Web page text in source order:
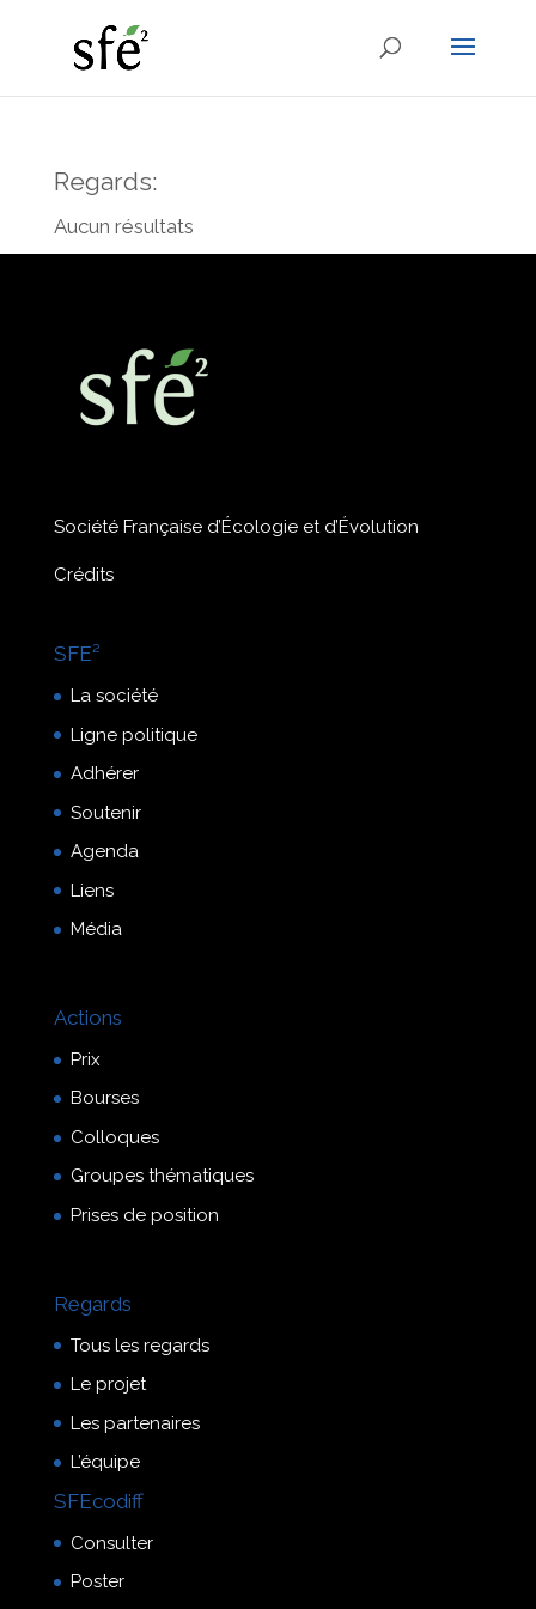
Regards:
Aucun résultats
Société Française d’Écologie et d’Évolution
Crédits
SFE²
La société
Ligne politique
Adhérer
Soutenir
Agenda
Liens
Média
Actions
Prix
Bourses
Colloques
Groupes thématiques
Prises de position
Regards
Tous les regards
Le projet
Les partenaires
L’équipe
SFEcodiff
Consulter
Poster